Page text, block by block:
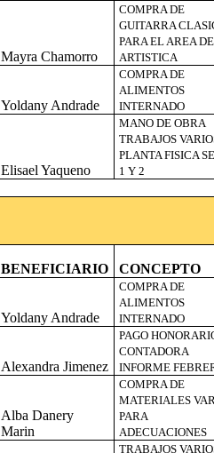
Mayra Chamorro
COMPRA DE
GUITARRA
PARA EL AREA DE
ARTISTICA
Yoldany Andrade
COMPRA DE
ALIMENTOS
INTERNADO
Elisael Yaqueno
MANO DE OBRA
TRABAJOS
PLANTA FISICA
1 Y 2
BENEFICIARIO CONCEPTO
Yoldany Andrade
COMPRA DE
ALIMENTOS
INTERNADO
Alexandra Jimenez
PAGO
CONTADORA
INFORME
Alba Danery
Marin
COMPRA DE
MATERIALES
PARA
ADECUACIONES
TRABAJOS